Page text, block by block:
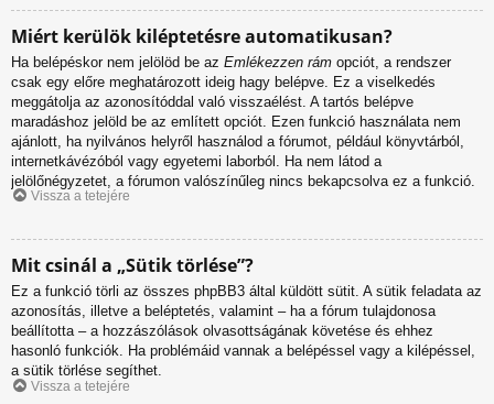
Miért kerülök kiléptetésre automatikusan?
Ha belépéskor nem jelölöd be az Emlékezzen rám opciót, a rendszer
csak egy előre meghatározott ideig hagy belépve. Ez a viselkedés
meggátolja az azonosítóddal való visszaélést. A tartós belépve
maradáshoz jelöld be az említett opciót. Ezen funkció használata nem
ajánlott, ha nyilvános helyről használod a fórumot, például könyvtárból,
internetkávézóból vagy egyetemi laborból. Ha nem látod a
jelölőnégyzetet, a fórumon valószínűleg nincs bekapcsolva ez a funkció.
Vissza a tetejére
Mit csinál a „Sütik törlése”?
Ez a funkció törli az összes phpBB3 által küldött sütit. A sütik feladata az
azonosítás, illetve a beléptetés, valamint – ha a fórum tulajdonosa
beállította – a hozzászólások olvasottságának követése és ehhez
hasonló funkciók. Ha problémáid vannak a belépéssel vagy a kilépéssel,
a sütik törlése segíthet.
Vissza a tetejére